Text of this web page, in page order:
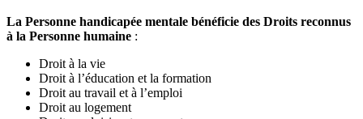
La Personne handicapée mentale bénéficie des Droits reconnus
à la Personne humaine :
Droit à la vie
Droit à l’éducation et la formation
Droit au travail et à l’emploi
Droit au logement